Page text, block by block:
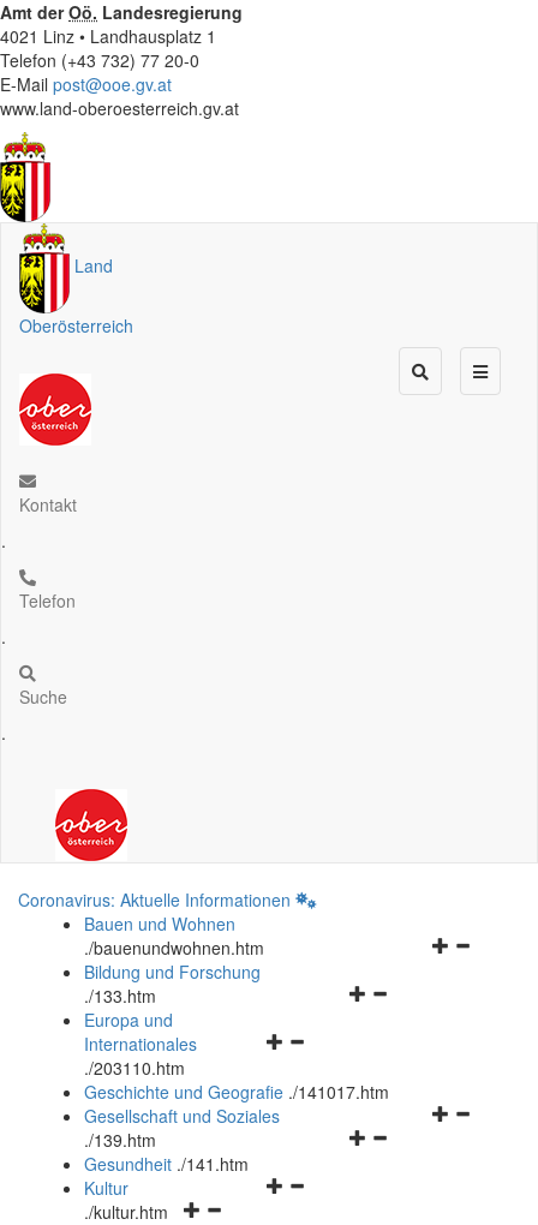
Amt derOö. Landesregierung
4021 Linz • Landhausplatz 1
Telefon (+43 732) 77 20-0
E-Mail post@ooe.gv.at
www.land-oberoesterreich.gv.at
Land
Oberösterreich
Kontakt
.
Telefon
.
Suche
.
Coronavirus: Aktuelle Informationen
Bauen und Wohnen
./bauenundwohnen.htm
Navigationsmenü
Bildung und Forschung
./133.htm
Navigationsmenü
und
schließen
Europa und
Internationales
./203110.htm
Geschichte und Geografie ./141017.htm
Navigationsmenü
Gesellschaft und Soziales
./139.htm
Navigationsmenü
Gesundheit ./141.htm
Navigationsmenü
Kultur
./kultur.htm